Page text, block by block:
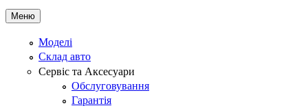
Меню
Моделі
Склад авто
Сервіс та Аксесуари
Обслуговування
Гарантія